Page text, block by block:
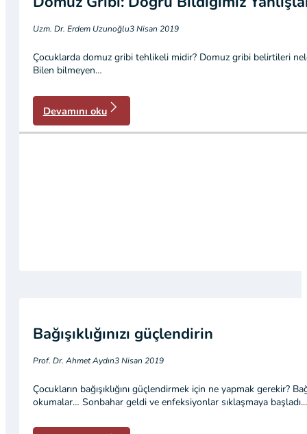
Uzm. Dr. Erdem Uzunoğlu3 Nisan 2019
Çocuklarda domuz gribi tehlikeli midir? Domuz gribi belirtileri
Bilen bilmeyen…
Devamını oku
Bağışıklığınızı güçlendirin
Prof. Dr. Ahmet Aydın3 Nisan 2019
Çocukların bağışıklığını güçlendirmek için ne yapmak gerekir?
okumalar… Sonbahar geldi ve enfeksiyonlar sıklaşmaya